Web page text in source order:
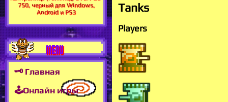
750, черный для Windows,
Android и PS3
MENU
🗝 Главная
🕹Онлайн игры
Tanks
Players